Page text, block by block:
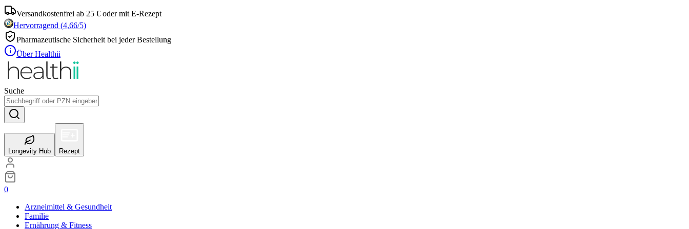
Versandkostenfrei ab 25 € oder mit E-Rezept
Hervorragend (4,66/5)
Pharmazeutische Sicherheit bei jeder Bestellung
Über Healthii
Suche
Longevity Hub Rezept
0
Arzneimittel & Gesundheit
Familie
Ernährung & Fitness